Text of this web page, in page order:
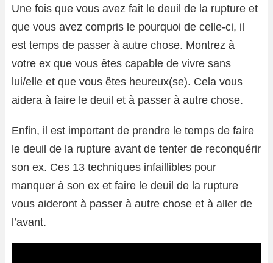
Une fois que vous avez fait le deuil de la rupture et
que vous avez compris le pourquoi de celle-ci, il
est temps de passer à autre chose. Montrez à
votre ex que vous êtes capable de vivre sans
lui/elle et que vous êtes heureux(se). Cela vous
aidera à faire le deuil et à passer à autre chose.
Enfin, il est important de prendre le temps de faire
le deuil de la rupture avant de tenter de reconquérir
son ex. Ces 13 techniques infaillibles pour
manquer à son ex et faire le deuil de la rupture
vous aideront à passer à autre chose et à aller de
l’avant.